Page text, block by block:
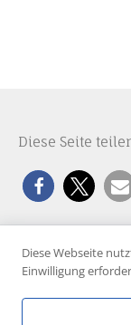
Diese Seite
© 2025 Marianne
Diese Webseite
Einwilligung